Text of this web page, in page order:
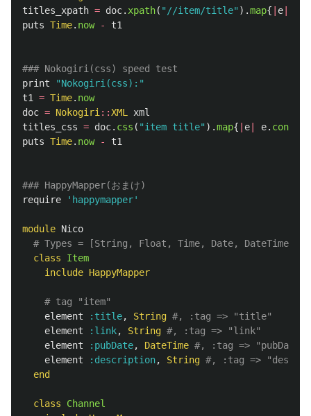
titles_xpath = doc. xpath( "//item/title" ).map{ e
puts Time. now - t1
### Nokogiri(css) speed test
print
"Nokogiri(css):"
t1
= Time. now
doc = Nokogiri ::XML
xml
titles_css = doc. css ( "item title" ).map{ e e. content
puts Time. now - t1
### HappyMapper(おまけ)
require
'happymapper'
module Nico
# Types = [String, Float, Time, Date, DateTime,
class
Item
include HappyMapper
# tag "item"
element
:title, String #, :tag => "title"
element
:link, String #, :tag => "link"
element
:pubDate, DateTime #, :tag => "pubDate"
element
:description, String #, :tag =>
end
class
Channel